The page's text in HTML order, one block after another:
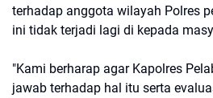
terhadap anggota wilayah Polres
ini tidak terjadi lagi di kepada
"Kami berharap agar Kapolres
jawab terhadap hal itu serta